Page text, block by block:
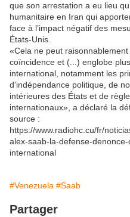
que son arrestation a eu lieu
humanitaire en Iran qui
face à l’impact négatif des
États-Unis.
«Cela ne peut
coïncidence et (...) englobe
international, notamment les
d'indépendance politique, de
intérieures des États et de
internationaux», a déclaré la
source :
https://www.radiohc.cu/fr/
alex-saab-la-defense-
international
#Venezuela #Saab
Partager